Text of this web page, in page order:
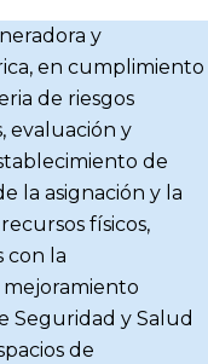
y
en cumplimiento
de riesgos
evaluación y
de
la asignación y la
físicos,
con la
Seguridad y Salud
de